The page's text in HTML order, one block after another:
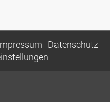
Datenschutz